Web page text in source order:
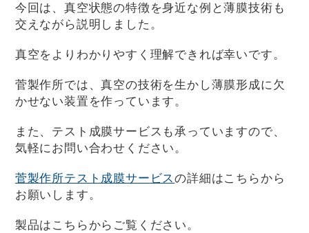
今回は、真空状態の特徴を身近な例と薄膜技術も
交えながら説明しました。
真空をよりわかりやすく理解できれば幸いです。
菅製作所では、真空の技術を生かし薄膜形成に欠
かせない装置を作っています。
また、テスト成膜サービスも承っていますので、
気軽にお問い合わせください。
菅製作所テスト成膜サービスの詳細はこちらから
お願いします。
製品はこちらからご覧ください。